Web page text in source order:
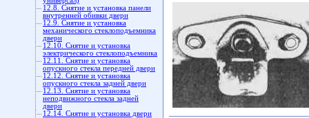
12.8. Снятие и установка панели
внутренней обивки двери
12.9. Снятие и установка
механического стеклоподъемника
двери
12.10. Снятие и установка
электрического стеклоподъемника
12.11. Снятие и установка
опускного стекла передней двери
12.12. Снятие и установка
опускного стекла задней двери
12.13. Снятие и установка
неподвижного стекла задней
двери
12.14. Снятие и установка двери